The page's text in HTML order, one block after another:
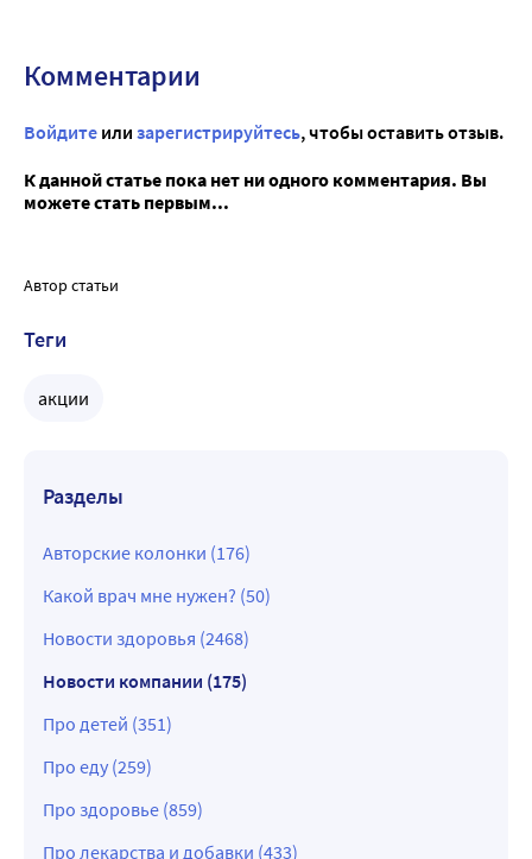
Комментарии
Войдите или зарегистрируйтесь, чтобы оставить отзыв.
К данной статье пока нет ни одного комментария. Вы
можете стать первым...
Автор статьи
Теги
акции
Разделы
Авторские колонки (176)
Какой врач мне нужен? (50)
Новости здоровья (2468)
Новости компании (175)
Про детей (351)
Про еду (259)
Про здоровье (859)
Про лекарства и добавки (433)